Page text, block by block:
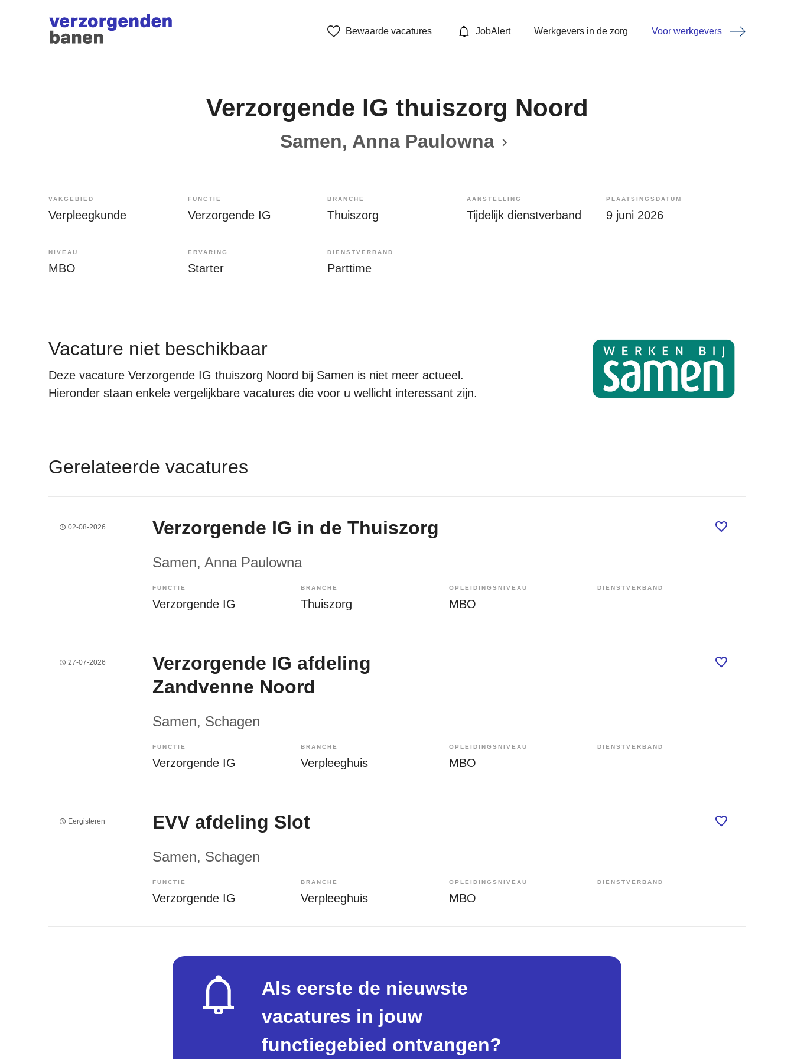
Bewaarde vacatures JobAlert Werkgevers in de zorg Voor werkgevers
Verzorgende IG thuiszorg Noord
Samen, Anna Paulowna
VAKGEBIED
Verpleegkunde
FUNCTIE
Verzorgende IG
BRANCHE
Thuiszorg
AANSTELLING
Tijdelijk dienstverband
PLAATSINGSDATUM
9 juni 2026
NIVEAU
MBO
ERVARING
Starter
DIENSTVERBAND
Parttime
Vacature niet beschikbaar
Deze vacature Verzorgende IG thuiszorg Noord bij Samen is niet meer actueel.
Hieronder staan enkele vergelijkbare vacatures die voor u wellicht interessant zijn.
Gerelateerde vacatures
02-08-2026 Verzorgende IG in de Thuiszorg
Samen, Anna Paulowna
FUNCTIE
Verzorgende IG
BRANCHE
Thuiszorg
OPLEIDINGSNIVEAU
MBO
DIENSTVERBAND
27-07-2026
Verzorgende IG afdeling
Zandvenne Noord
Samen, Schagen
FUNCTIE
Verzorgende IG
BRANCHE
Verpleeghuis
OPLEIDINGSNIVEAU
MBO
DIENSTVERBAND
Eergisteren EVV afdeling Slot
Samen, Schagen
FUNCTIE
Verzorgende IG
BRANCHE
Verpleeghuis
OPLEIDINGSNIVEAU
MBO
DIENSTVERBAND
Als eerste de nieuwste
vacatures in jouw
functiegebied ontvangen?